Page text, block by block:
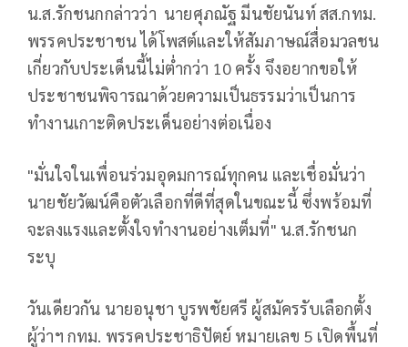
น.ส.รักชนกกล่าวว่า นายศุภณัฐ มีนชัยนันท์ สส.กทม.
พรรคประชาชน ได้โพสต์และให้สัมภาษณ์สื่อมวลชน
เกี่ยวกับประเด็นนี้ไม่ต่ำกว่า 10 ครั้ง จึงอยากขอให้
ประชาชนพิจารณาด้วยความเป็นธรรมว่าเป็นการ
ทำงานเกาะติดประเด็นอย่างต่อเนื่อง
"มั่นใจในเพื่อนร่วมอุดมการณ์ทุกคน และเชื่อมั่นว่า
นายชัยวัฒน์คือตัวเลือกที่ดีที่สุดในขณะนี้ ซึ่งพร้อมที่
จะลงแรงและตั้งใจทำงานอย่างเต็มที่" น.ส.รักชนก
ระบุ
วันเดียวกัน นายอนุชา บูรพชัยศรี ผู้สมัครรับเลือกตั้ง
ผู้ว่าฯ กทม. พรรคประชาธิปัตย์ หมายเลข 5 เปิดพื้นที่